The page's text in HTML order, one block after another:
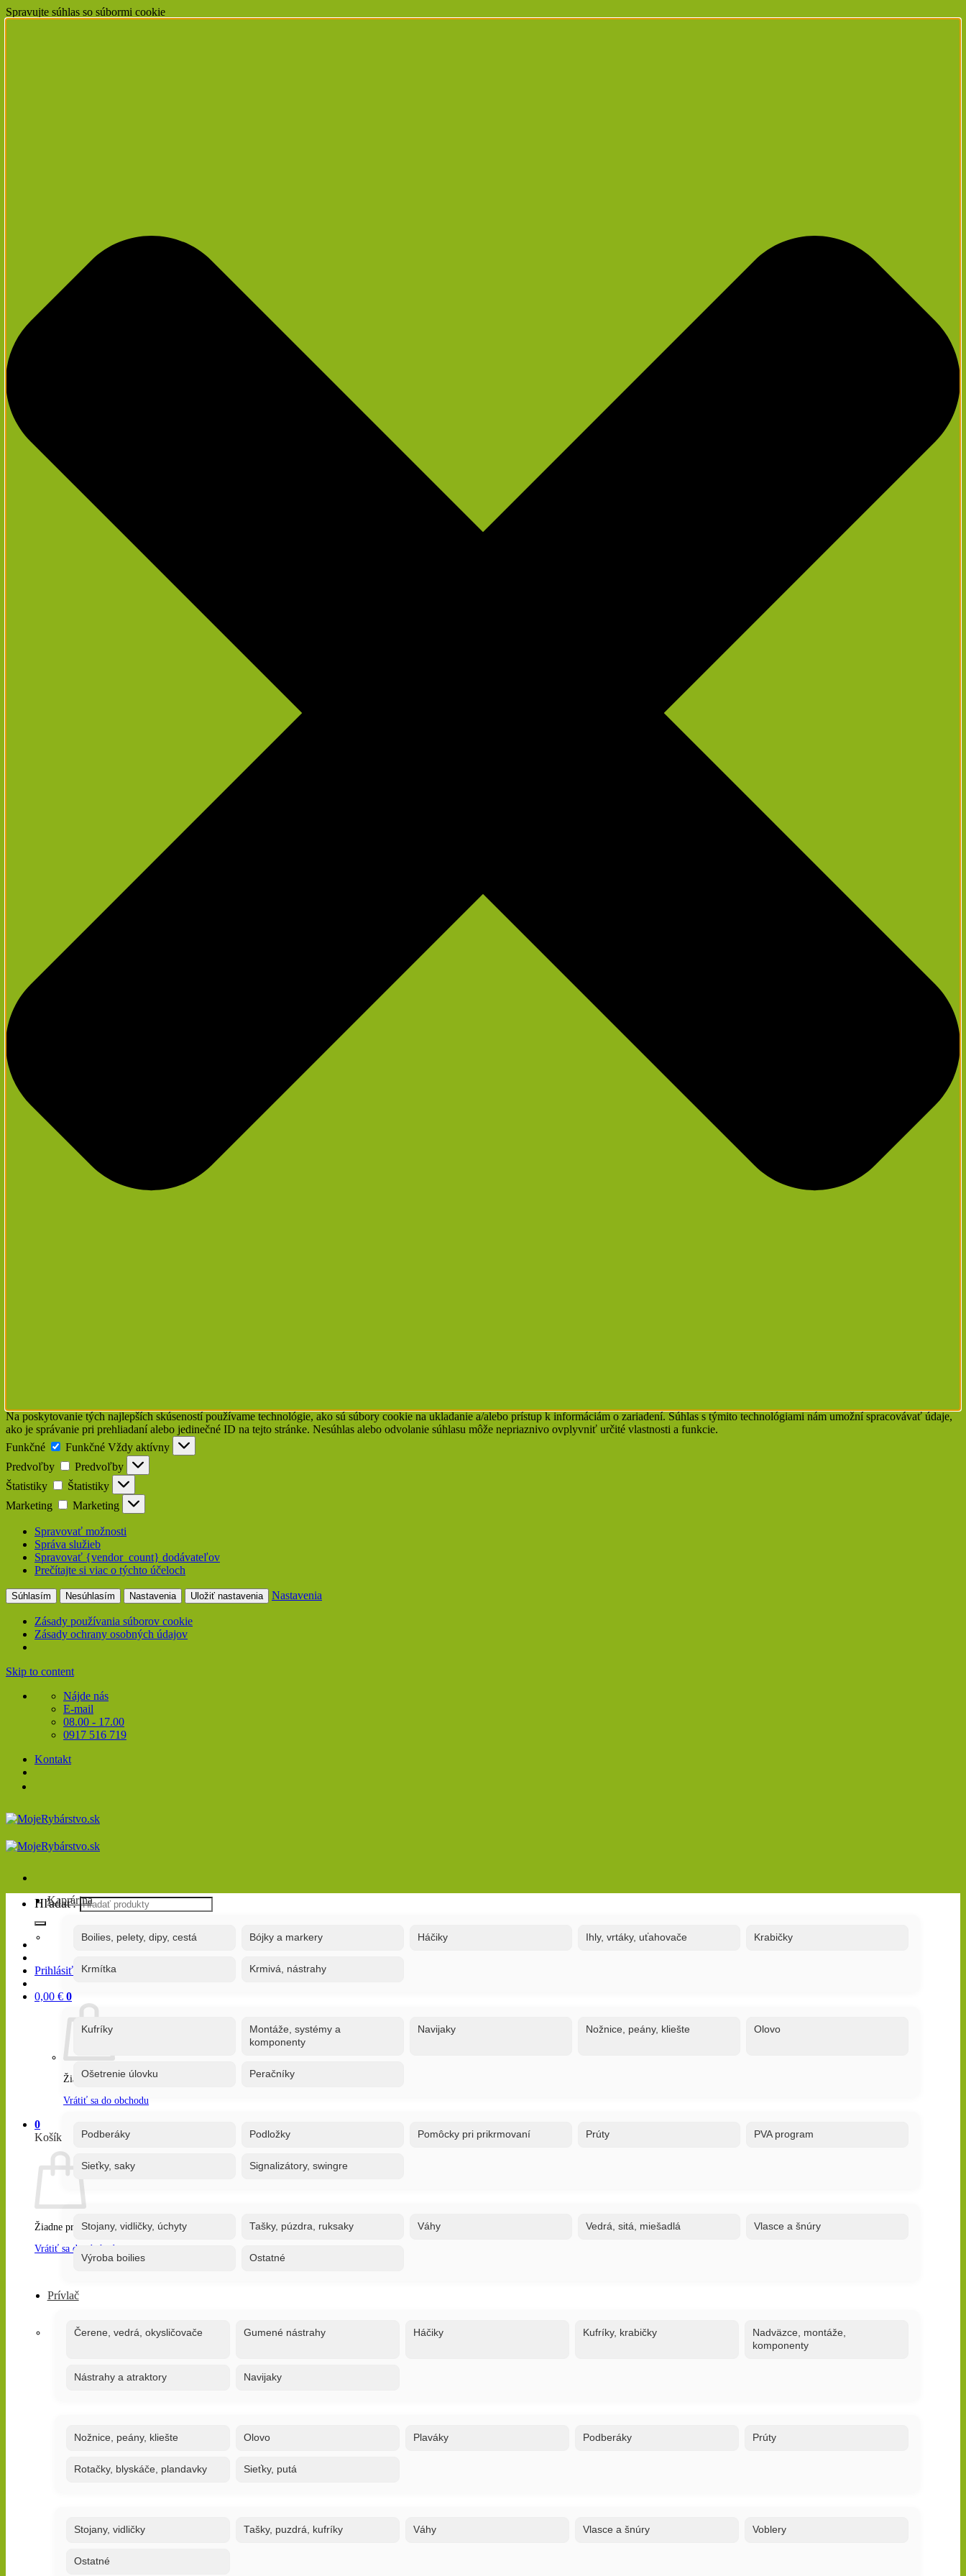
Spravujte súhlas so súbormi cookie
Na poskytovanie tých najlepších skúseností používame technológie, ako sú súbory cookie na ukladanie a/alebo prístup k informáciám o zariadení. Súhlas s týmito technológiami nám umožní spracovávať údaje,
ako je správanie pri prehliadaní alebo jedinečné ID na tejto stránke. Nesúhlas alebo odvolanie súhlasu môže nepriaznivo ovplyvniť určité vlastnosti a funkcie.
Funkčné
Funkčné Vždy aktívny
Predvoľby
Predvoľby
Štatistiky
Štatistiky
Marketing
Marketing
Spravovať možnosti
Správa služieb
Spravovať {vendor_count} dodávateľov
Prečítajte si viac o týchto účeloch
Súhlasím Nesúhlasím Nastavenia Uložiť nastavenia Nastavenia
Zásady používania súborov cookie
Zásady ochrany osobných údajov
Skip to content
Nájde nás
E-mail
08.00 - 17.00
0917 516 719
Kontakt
Hľadať:
Prihlásiť / Registrovať
0,00 € 0
Žiadne produkty v košíku.
Vrátiť sa do obchodu
0
Košík
Žiadne produkty v košíku.
Vrátiť sa do obchodu
Kaprárina
Boilies, pelety, dipy, cestá Bójky a markery Háčiky Ihly, vrtáky, uťahovače Krabičky
Krmítka Krmivá, nástrahy
Kufríky
Montáže, systémy a
komponenty
Navijaky Nožnice, peány, kliešte Olovo
Ošetrenie úlovku Peračníky
Podberáky Podložky Pomôcky pri prikrmovaní Prúty PVA program
Sieťky, saky Signalizátory, swingre
Stojany, vidličky, úchyty Tašky, púzdra, ruksaky Váhy Vedrá, sitá, miešadlá Vlasce a šnúry
Výroba boilies Ostatné
Prívlač
Čerene, vedrá, okysličovače Gumené nástrahy Háčiky Kufríky, krabičky
Nadväzce, montáže,
komponenty
Nástrahy a atraktory Navijaky
Nožnice, peány, kliešte Olovo Plaváky Podberáky Prúty
Rotačky, blyskáče, plandavky Sieťky, putá
Stojany, vidličky Tašky, puzdrá, kufríky Váhy Vlasce a šnúry Voblery
Ostatné